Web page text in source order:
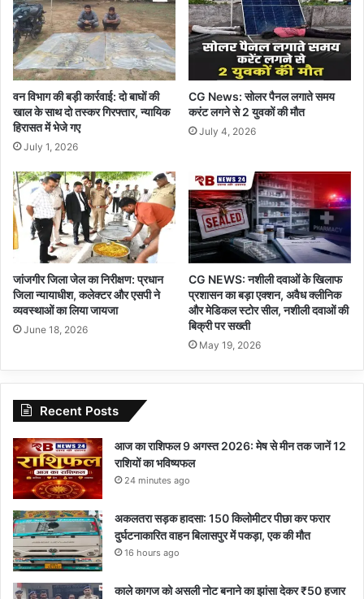
वन विभाग की बड़ी कार्रवाई: दो बाघों की
खाल के साथ दो तस्कर गिरफ्तार, न्यायिक
हिरासत में भेजे गए
July 1, 2026
CG News: सोलर पैनल लगाते समय
करंट लगने से 2 युवकों की मौत
July 4, 2026
जांजगीर जिला जेल का निरीक्षण: प्रधान
जिला न्यायाधीश, कलेक्टर और एसपी ने
व्यवस्थाओं का लिया जायजा
June 18, 2026
CG NEWS: नशीली दवाओं के खिलाफ
प्रशासन का बड़ा एक्शन, अवैध क्लीनिक
और मेडिकल स्टोर सील, नशीली दवाओं की
बिक्री पर सख्ती
May 19, 2026
Recent Posts
आज का राशिफल 9 अगस्त 2026: मेष से मीन तक जानें 12
राशियों का भविष्यफल
24 minutes ago
अकलतरा सड़क हादसा: 150 किलोमीटर पीछा कर फरार
दुर्घटनाकारित वाहन बिलासपुर में पकड़ा, एक की मौत
16 hours ago
काले कागज को असली नोट बनाने का झांसा देकर ₹50 हजार